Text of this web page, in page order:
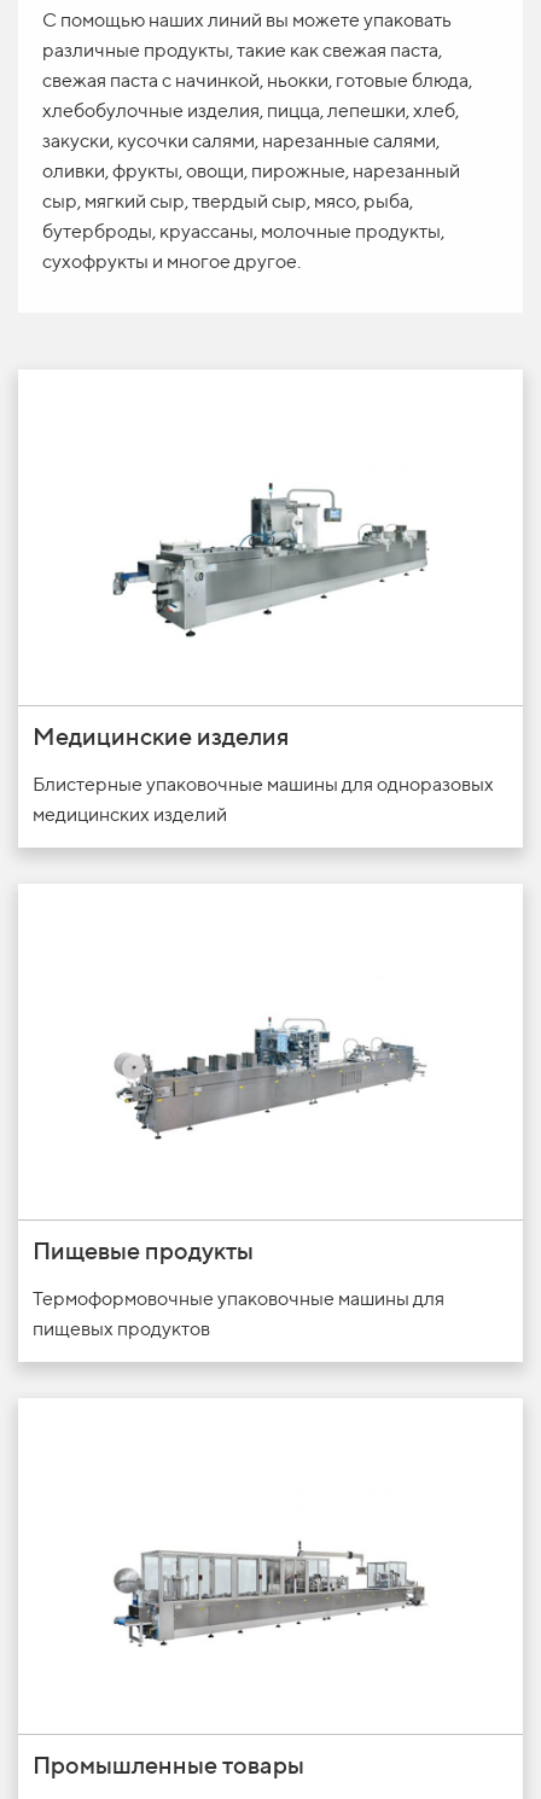
С помощью наших линий вы можете упаковать
различные продукты, такие как свежая паста,
свежая паста с начинкой, ньокки, готовые блюда,
хлебобулочные изделия, пицца, лепешки, хлеб,
закуски, кусочки салями, нарезанные салями,
оливки, фрукты, овощи, пирожные, нарезанный
сыр, мягкий сыр, твердый сыр, мясо, рыба,
бутерброды, круассаны, молочные продукты,
сухофрукты и многое другое.
Медицинские изделия
Блистерные упаковочные машины для одноразовых
медицинских изделий
Пищевые продукты
Термоформовочные упаковочные машины для
пищевых продуктов
Промышленные товары